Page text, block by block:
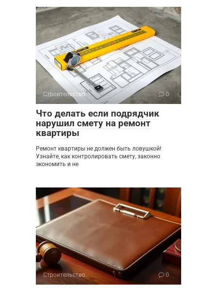
Строительство 0
Что делать если подрядчик
нарушил смету на ремонт
квартиры
Ремонт квартиры не должен быть ловушкой!
Узнайте, как контролировать смету, законно
экономить и не
Строительство 0